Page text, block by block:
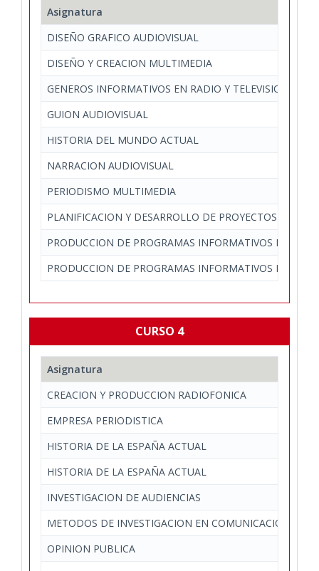
Asignatura
DISEÑO GRAFICO AUDIOVISUAL
DISEÑO Y CREACION MULTIMEDIA
GENEROS INFORMATIVOS EN RADIO Y TELEVISION
GUION AUDIOVISUAL
HISTORIA DEL MUNDO ACTUAL
NARRACION AUDIOVISUAL
PERIODISMO MULTIMEDIA
PLANIFICACION Y DESARROLLO DE PROYECTOS EN LA
PRODUCCION DE PROGRAMAS INFORMATIVOS EN
PRODUCCION DE PROGRAMAS INFORMATIVOS EN
CURSO 4
Asignatura
CREACION Y PRODUCCION RADIOFONICA
EMPRESA PERIODISTICA
HISTORIA DE LA ESPAÑA ACTUAL
HISTORIA DE LA ESPAÑA ACTUAL
INVESTIGACION DE AUDIENCIAS
METODOS DE INVESTIGACION EN COMUNICACION
OPINION PUBLICA